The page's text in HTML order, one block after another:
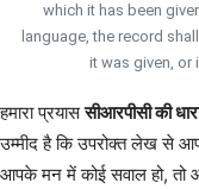
which it has been
language, the record
it was given, or
हमारा प्रयाससीआरपीसी की
उम्मीद है कि उपरोक्त लेख से
आपके मन में कोई सवाल हो,